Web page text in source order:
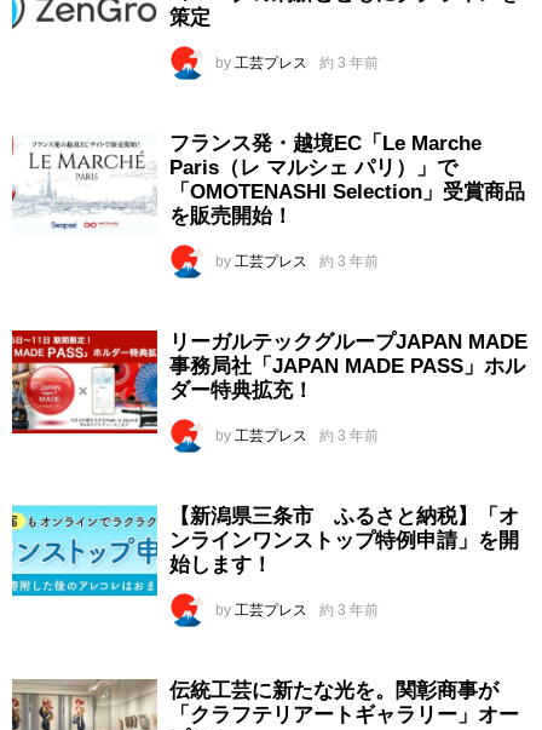
策定
by 工芸プレス 約 3 年前
フランス発・越境EC「Le Marche
Paris（レ マルシェ パリ）」で
「OMOTENASHI Selection」受賞商品
を販売開始！
by 工芸プレス 約 3 年前
リーガルテックグループJAPAN MADE
事務局社「JAPAN MADE PASS」ホル
ダー特典拡充！
by 工芸プレス 約 3 年前
【新潟県三条市 ふるさと納税】「オ
ンラインワンストップ特例申請」を開
始します！
by 工芸プレス 約 3 年前
伝統工芸に新たな光を。関彰商事が
「クラフテリアートギャラリー」オー